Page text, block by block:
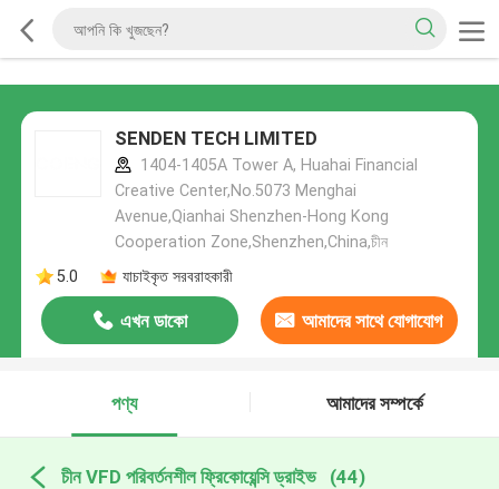
SENDEN TECH LIMITED
1404-1405A Tower A, Huahai Financial
Creative Center,No.5073 Menghai
Avenue,Qianhai Shenzhen-Hong Kong
Cooperation Zone,Shenzhen,China,চীন
5.0
যাচাইকৃত সরবরাহকারী
এখন ডাকো আমাদের সাথে যোগাযোগ
পণ্য
আমাদের সম্পর্কে
চীন VFD পরিবর্তনশীল ফ্রিকোয়েন্সি ড্রাইভ (44)